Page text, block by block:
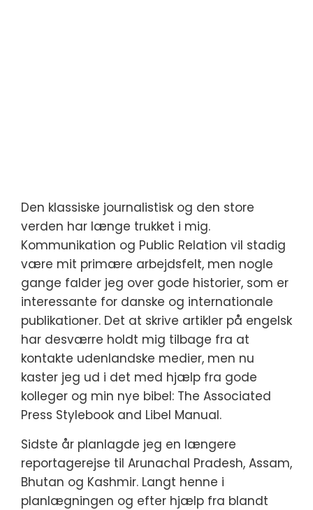
Den klassiske journalistisk og den store
verden har længe trukket i mig.
Kommunikation og Public Relation vil stadig
være mit primære arbejdsfelt, men nogle
gange falder jeg over gode historier, som er
interessante for danske og internationale
publikationer. Det at skrive artikler på engelsk
har desværre holdt mig tilbage fra at
kontakte udenlandske medier, men nu
kaster jeg ud i det med hjælp fra gode
kolleger og min nye bibel: The Associated
Press Stylebook and Libel Manual.
Sidste år planlagde jeg en længere
reportagerejse til Arunachal Pradesh, Assam,
Bhutan og Kashmir. Langt henne i
planlægningen og efter hjælp fra blandt